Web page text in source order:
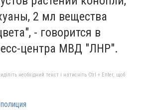
2 мл вещества
- говорится в
центра МВД "ЛНР".
необхідний текст і натисніть Ctrl + Enter, щоб